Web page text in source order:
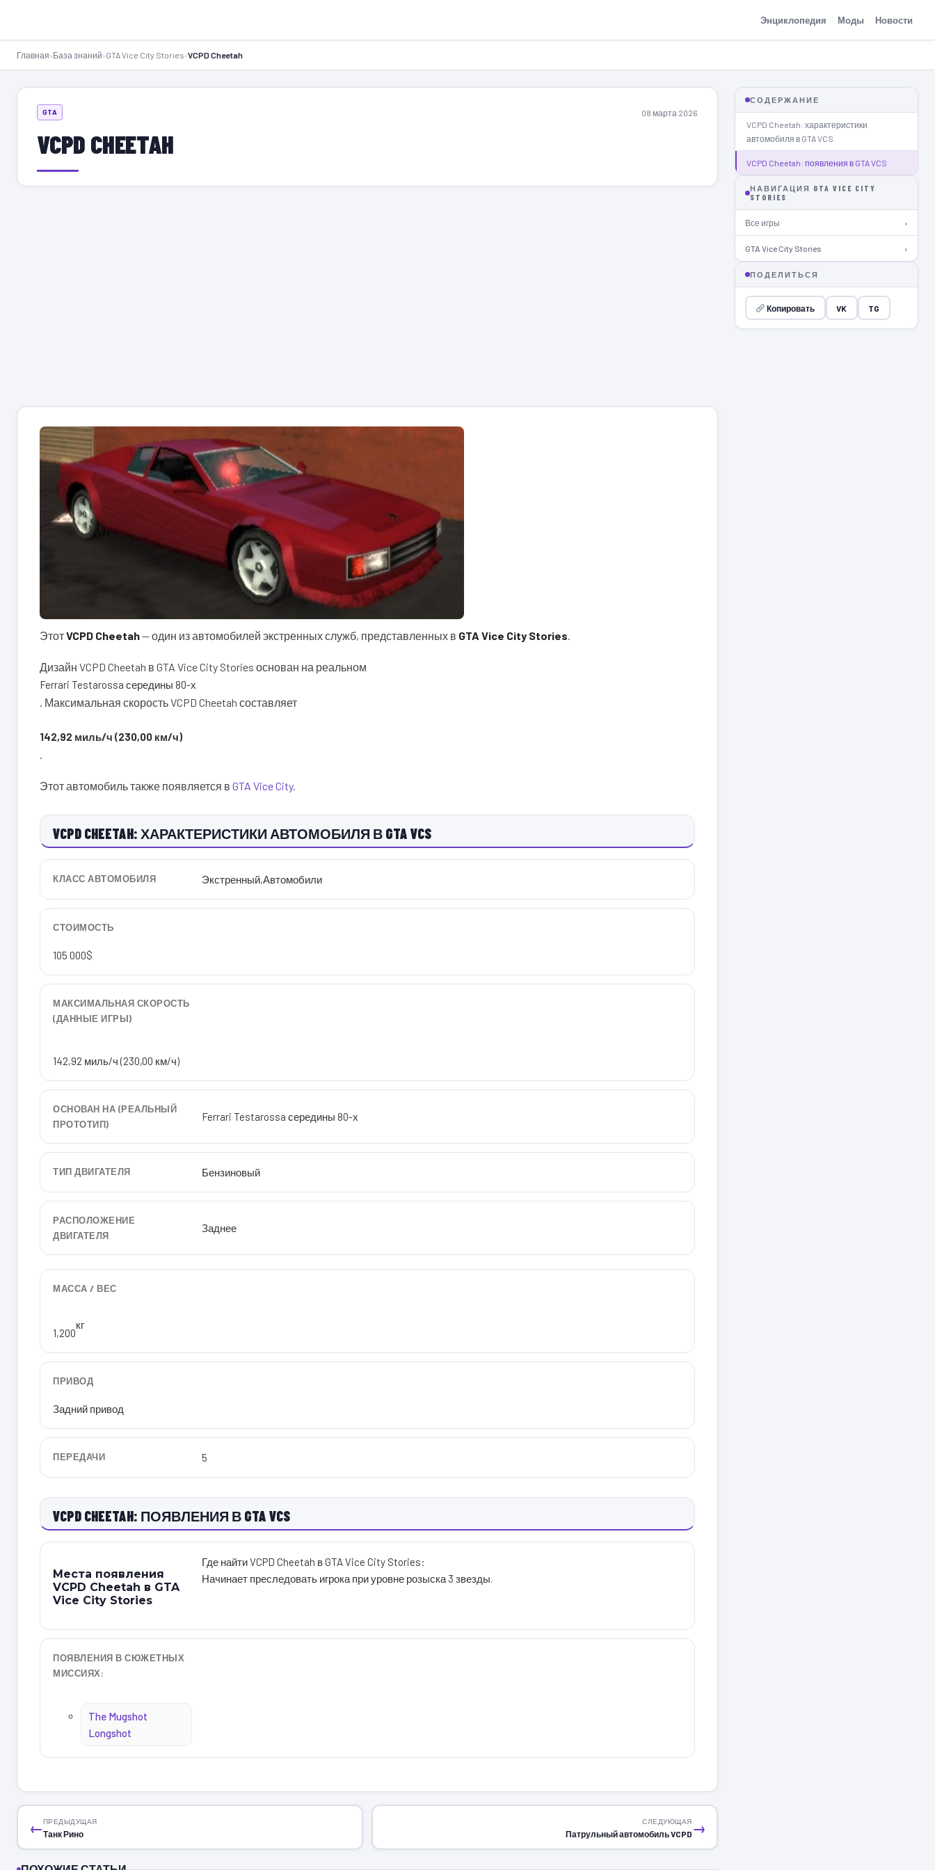
Энциклопедия Моды Новости
Главная›База знаний›GTA Vice City Stories›VCPD Cheetah
GTA 08 марта 2026
VCPD CHEETAH
ЭтотVCPD Cheetah— один из автомобилей экстренных служб, представленных в GTA Vice City Stories.
Дизайн VCPD Cheetah в GTA Vice City Stories основан на реальном
Ferrari Testarossa середины 80-х
. Максимальная скорость VCPD Cheetah составляет
142,92 миль/ч (230,00 км/ч)
.
Этот автомобиль также появляется в GTA Vice City.
VCPD CHEETAH: ХАРАКТЕРИСТИКИ АВТОМОБИЛЯ В GTA VCS
КЛАСС АВТОМОБИЛЯ Экстренный,Автомобили
СТОИМОСТЬ
105 000$
МАКСИМАЛЬНАЯ СКОРОСТЬ
(ДАННЫЕ ИГРЫ)
142,92 миль/ч (230,00 км/ч)
ОСНОВАН НА (РЕАЛЬНЫЙ
ПРОТОТИП)
Ferrari Testarossa середины 80-х
ТИП ДВИГАТЕЛЯ Бензиновый
РАСПОЛОЖЕНИЕ
ДВИГАТЕЛЯ
Заднее
МАССА / ВЕС
1,200
кг
ПРИВОД
Задний привод
ПЕРЕДАЧИ 5
VCPD CHEETAH: ПОЯВЛЕНИЯ В GTA VCS
Места появления
VCPD Cheetah в GTA
Vice City Stories
Где найти VCPD Cheetah в GTA Vice City Stories:
Начинает преследовать игрока при уровне розыска 3 звезды.
ПОЯВЛЕНИЯ В СЮЖЕТНЫХ
МИССИЯХ:
The Mugshot
Longshot
←ПРЕДЫДУЩАЯ
Танк Рино →
СЛЕДУЮЩАЯ
Патрульный автомобиль VCPD
СОДЕРЖАНИЕ
VCPD Cheetah: характеристики
автомобиля в GTA VCS
VCPD Cheetah: появления в GTA VCS
НАВИГАЦИЯ GTA VICE CITY
STORIES
Все игры ›
GTA Vice City Stories ›
ПОДЕЛИТЬСЯ
Копировать VK TG